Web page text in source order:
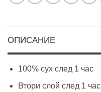
ОПИСАНИЕ
100% сух след 1 час
Втори слой след 1 час